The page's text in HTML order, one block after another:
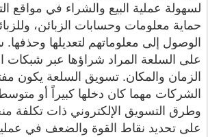
لسهولة عملية البيع والشراء في مواقع
حماية معلومات وحسابات الزبائن،
الوصول إلى معلوماتهم لتعديلها
على السلعة المراد شراؤها عبر شبكات
الزمان والمكان. تسويق السلعة يكون
الشركات مهما كان دخلها كبيراً أو
وطرق التسويق الإلكتروني ذات تكلفة
على تحديد نقاط القوة والضعف في